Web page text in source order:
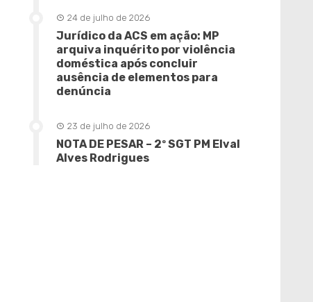
24 de julho de 2026
Jurídico da ACS em ação: MP
arquiva inquérito por violência
doméstica após concluir
ausência de elementos para
denúncia
23 de julho de 2026
NOTA DE PESAR – 2º SGT PM Elval
Alves Rodrigues